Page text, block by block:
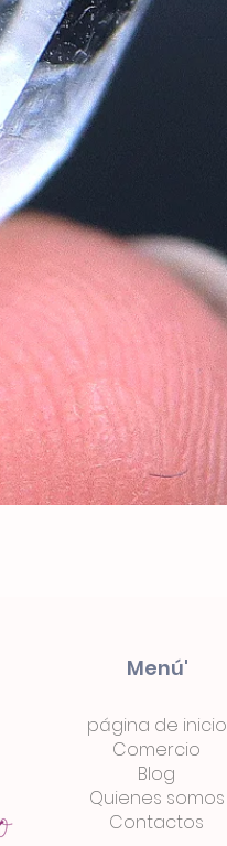
Menú'
página de inicio
Comercio
Blog
Quienes somos
Contactos